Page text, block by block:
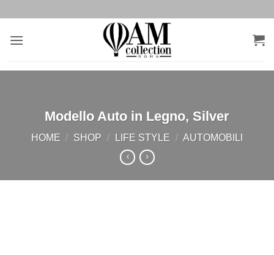
contenuti
Modello Auto in Legno, Silver
HOME / SHOP / LIFE STYLE / AUTOMOBILI